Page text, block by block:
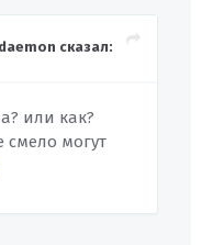
сказал:
или как?
смело могут